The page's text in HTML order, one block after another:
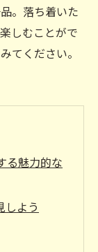
。落ち着いた
しむことがで
てください。
る魅力的な
しよう
ンチ体験